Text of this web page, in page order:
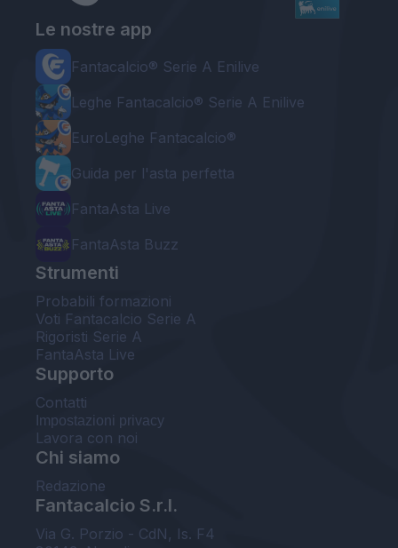
Le nostre app
Fantacalcio® Serie A Enilive
Leghe Fantacalcio® Serie A Enilive
EuroLeghe Fantacalcio®
Guida per l'asta perfetta
FantaAsta Live
FantaAsta Buzz
Strumenti
Probabili formazioni
Voti Fantacalcio Serie A
Rigoristi Serie A
FantaAsta Live
Supporto
Contatti
Impostazioni privacy
Lavora con noi
Chi siamo
Redazione
Fantacalcio S.r.l.
Via G. Porzio - CdN, Is. F4